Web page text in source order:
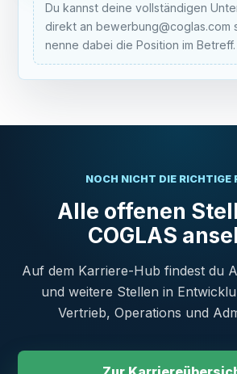
Du kannst deine vollständigen
direkt an bewerbung@coglas.com
nenne dabei die Position im Betreff.
NOCH NICHT DIE RICHTIGE
Alle offenen
COGLAS
Auf dem Karriere-Hub findest du
und weitere Stellen in
Vertrieb, Operations und